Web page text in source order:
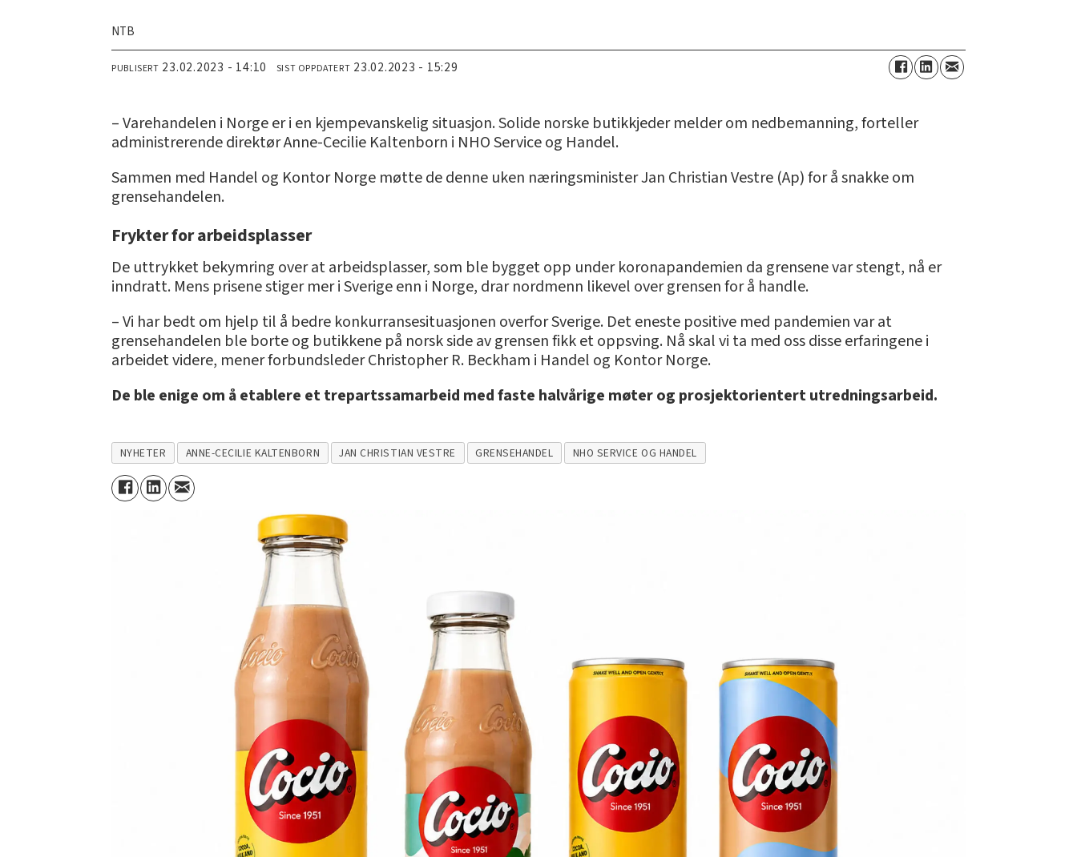
NTB
PUBLISERT 23.02.2023 - 14:10 SIST OPPDATERT 23.02.2023 - 15:29
­– Varehandelen i Norge er i en kjempevanskelig situasjon. Solide norske butikkjeder melder om nedbemanning, forteller
administrerende direktør Anne-Cecilie Kaltenborn i NHO Service og Handel.
Sammen med Handel og Kontor Norge møtte de denne uken næringsminister Jan Christian Vestre (Ap) for å snakke om
grensehandelen.
Frykter for arbeidsplasser
De uttrykket bekymring over at arbeidsplasser, som ble bygget opp under koronapandemien da grensene var stengt, nå er
inndratt. Mens prisene stiger mer i Sverige enn i Norge, drar nordmenn likevel over grensen for å handle.
– Vi har bedt om hjelp til å bedre konkurransesituasjonen overfor Sverige. Det eneste positive med pandemien var at
grensehandelen ble borte og butikkene på norsk side av grensen fikk et oppsving. Nå skal vi ta med oss disse erfaringene i
arbeidet videre, mener forbundsleder Christopher R. Beckham i Handel og Kontor Norge.
De ble enige om å etablere et trepartssamarbeid med faste halvårige møter og prosjektorientert utredningsarbeid.
NYHETER ANNE-CECILIE KALTENBORN JAN CHRISTIAN VESTRE GRENSEHANDEL NHO SERVICE OG HANDEL